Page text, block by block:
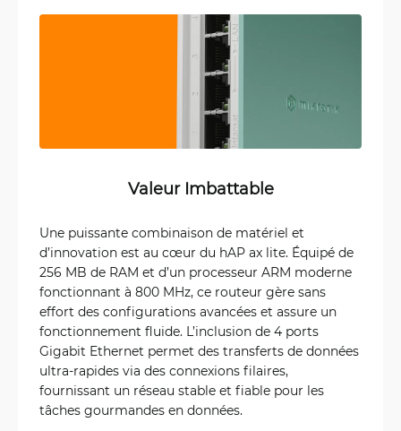
Valeur Imbattable
Une puissante combinaison de matériel et
d’innovation est au cœur du hAP ax lite. Équipé de
256 MB de RAM et d’un processeur ARM moderne
fonctionnant à 800 MHz, ce routeur gère sans
effort des configurations avancées et assure un
fonctionnement fluide. L’inclusion de 4 ports
Gigabit Ethernet permet des transferts de données
ultra-rapides via des connexions filaires,
fournissant un réseau stable et fiable pour les
tâches gourmandes en données.